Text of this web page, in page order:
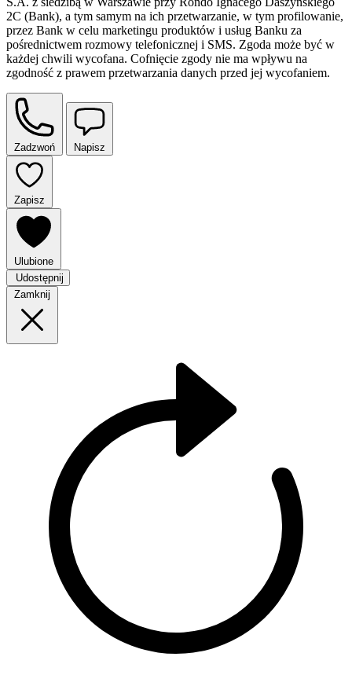
2C (Bank), a tym samym na ich przetwarzanie, w tym profilowanie,
przez Bank w celu marketingu produktów i usług Banku za
pośrednictwem rozmowy telefonicznej i SMS. Zgoda może być w
każdej chwili wycofana. Cofnięcie zgody nie ma wpływu na
zgodność z prawem przetwarzania danych przed jej wycofaniem.
Zadzwoń Napisz
Zapisz
Ulubione
Udostępnij
Zamknij